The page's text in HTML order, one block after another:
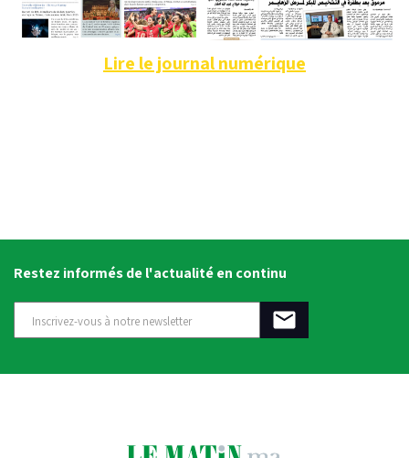
Lire le journal numérique
Restez informés de l'actualité en continu